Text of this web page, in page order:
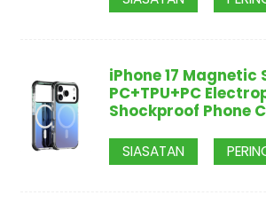
iPhone 17 Magnetic
PC+TPU+PC
Shockproof Phone
SIASATAN